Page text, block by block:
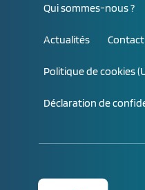
Qui sommes-nous ?
Actualités Contact
Politique de cookies
Déclaration de